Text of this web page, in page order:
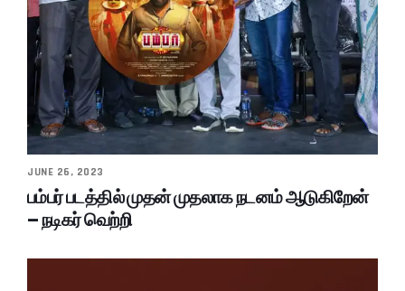
JUNE 26, 2023
பம்பர் படத்தில் முதன் முதலாக நடனம் ஆடுகிறேன்
– நடிகர் வெற்றி